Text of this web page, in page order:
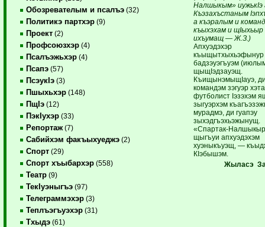
Обозревателым и псалъэ (32)
Политикэ партхэр (9)
Проект (2)
Профсоюзхэр (4)
Псалъэжьхэр (4)
Псапэ (57)
ПсэукIэ (3)
Пшыхьхэр (148)
ПщIэ (12)
ПэкIухэр (33)
Репортаж (7)
Сабийхэм факъыхуеджэ (2)
Спорт (29)
Спорт хъыбархэр (558)
Театр (9)
ТекIуэныгъэ (97)
Телеграммэхэр (3)
Теплъэгъуэхэр (31)
Тхыдэ (61)
Налшыкым» иужькIэ
Къэзахъстаным
а къэралым и
къыхэхам и щIыхьыр
ихъумащ — Ж.З.)
Апхуэдэхэр
къыщытхыхьэфынур
бадзэуэгъуэм
щыщIэдзауэщ.
КъищынэмыщIауэ,
командэм зэгуэр хэта
футболист Iэзэхэм
зыгуэрхэм
мурадмэ, ди гуапэу
зыхэдгъэхьэжынущ.
«Спартак-
щыгъуи апхуэдэхэм
хуэныкъуэщ, —
КIэбышэм.
Жыласэ